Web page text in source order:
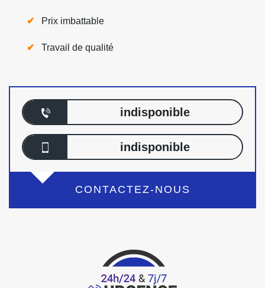
Prix imbattable
Travail de qualité
indisponible
indisponible
CONTACTEZ-NOUS